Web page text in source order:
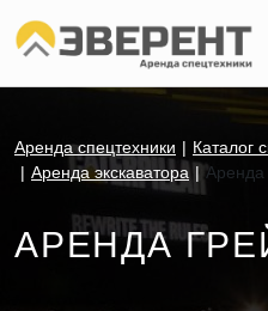
Аренда спецтехники
Каталог
Аренда экскаватора
АРЕНДА